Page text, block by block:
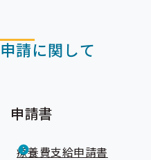
申請に関して
申請書
療養費支給申請書